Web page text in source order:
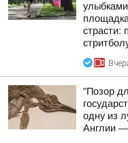
страсти:
"Позор
одну из
Англии —